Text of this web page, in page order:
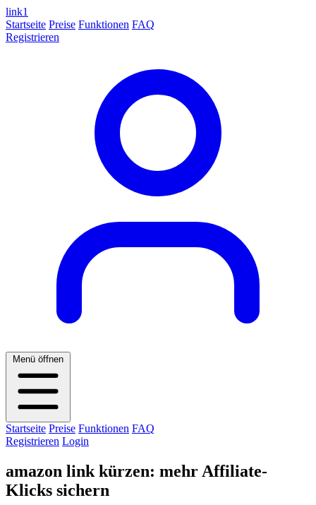
link1
Startseite Preise Funktionen FAQ
Registrieren
Menü öffnen
Startseite Preise Funktionen FAQ
Registrieren Login
amazon link kürzen: mehr Affiliate-
Klicks sichern